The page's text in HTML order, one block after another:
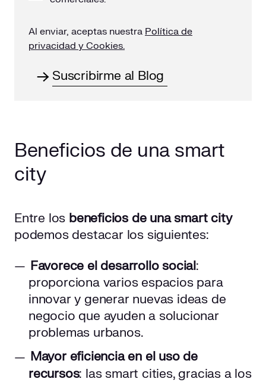
Al enviar, aceptas nuestra Política de
privacidad y Cookies.
Beneficios de una smart
city
Entre los beneficios de una smart city
podemos destacar los siguientes:
Favorece el desarrollo social:
proporciona varios espacios para
innovar y generar nuevas ideas de
negocio que ayuden a solucionar
problemas urbanos.
Mayor eficiencia en el uso de
recursos: las smart cities, gracias a los